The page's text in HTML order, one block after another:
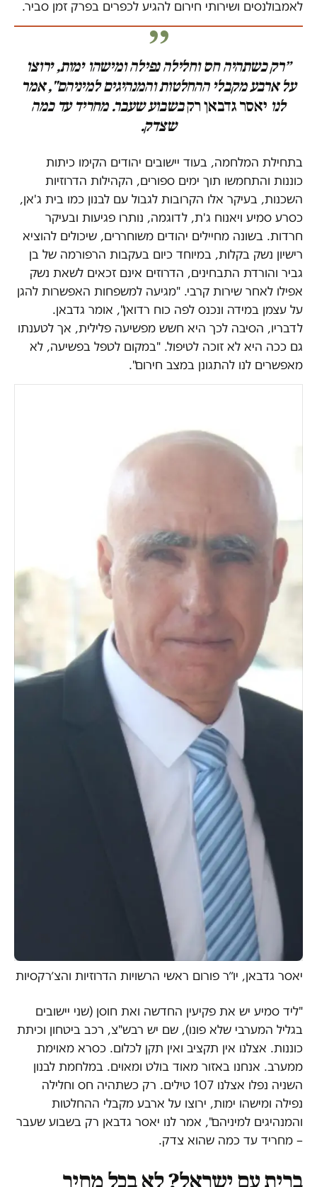
לאמבולנסים ושירותי חירום להגיע לכפרים בפרק זמן סביר.
״רק כשתהיה חס וחלילה נפילה ומישהו ימות, ירוצו
על ארבע מקבלי ההחלטות והמנהיגים למיניהם", אמר
לנו יאסר גדבאן רקבשבוע שעבר. מחריד עד כמה
שצדק.
בתחילת המלחמה, בעוד יישובים יהודים הקימו כיתות
כוננות והתחמשו תוך ימים ספורים, הקהילות הדרוזיות
השכנות, בעיקר אלו הקרובות לגבול עם לבנון כמו בית ג'אן,
כסרע סמיע ויאנוח ג'ת, לדוגמה, נותרו פגיעות ובעיקר
חרדות. בשונה מחיילים יהודים משוחררים, שיכולים להוציא
רישיון נשק בקלות, במיוחד כיום בעקבות הרפורמה של בן
גביר והורדת התבחינים, הדרוזים אינם זכאים לשאת נשק
אפילו לאחר שירות קרבי. "מגיעה למשפחות האפשרות להגן
על עצמן במידה ונכנס לפה כוח רדואן", אומר גדבאן.
לדבריו, הסיבה לכך היא חשש מפשיעה פלילית, אך לטענתו
גם ככה היא לא זוכה לטיפול. "במקום לטפל בפשיעה, לא
מאפשרים לנו להתגונן במצב חירום".
יאסר גדבאן, יו״ר פורום ראשי הרשויות הדרוזיות והצ׳רקסיות
"ליד סמיע יש את פקיעין החדשה ואת חוסן (שני יישובים
בגליל המערבי שלא פונו), שם יש רבש"צ, רכב ביטחון וכיתת
כוננות. אצלנו אין תקציב ואין תקן לכלום. כסרא מאוימת
ממערב. אנחנו באזור מאוד בולט ומאוים. במלחמת לבנון
השניה נפלו אצלנו 107 טילים. רק כשתהיה חס וחלילה
נפילה ומישהו ימות, ירוצו על ארבע מקבלי ההחלטות
והמנהיגים למיניהם", אמר לנו יאסר גדבאן רק בשבוע שעבר
– מחריד עד כמה שהוא צדק.
ברית עם ישראל? לא בכל מחיר